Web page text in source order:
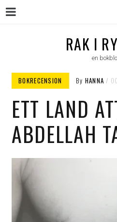
RAK I
en
BOKRECENSION By HANNA
ETT LAND
ABDELLAH
Menu